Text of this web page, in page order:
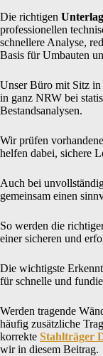
Die richtigen
professionellen
schnellere Analyse,
Basis für Umbauten
Unser Büro mit Sitz in
in ganz NRW bei
Bestandsanalysen.
Wir prüfen
helfen dabei, sichere
Auch bei
gemeinsam einen
So werden die
einer sicheren und
Die wichtigste
für schnelle und
Werden tragende
häufig zusätzliche
korrekte Stahlträger
wir in diesem Beitrag.